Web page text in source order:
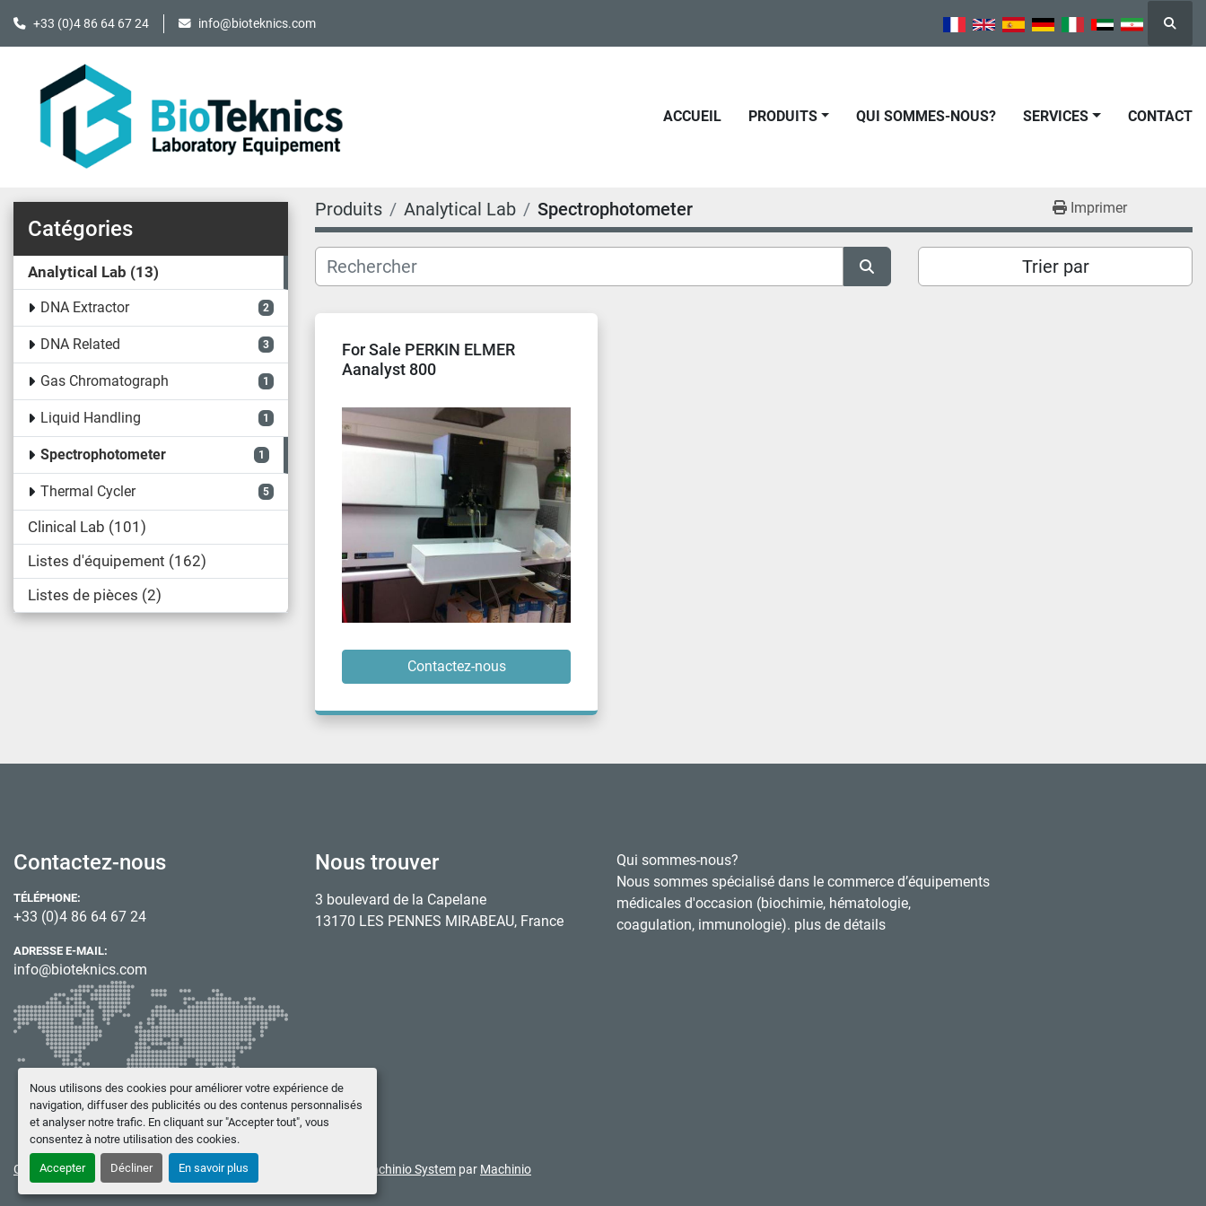
Nous utilisons des cookies pour améliorer votre expérience de
navigation, diffuser des publicités ou des contenus personnalisés
et analyser notre trafic. En cliquant sur "Accepter tout", vous
consentez à notre utilisation des cookies.
Accepter Décliner En savoir plus
+33 (0)4 86 64 67 24 info@bioteknics.com
ACCUEIL PRODUITS QUI SOMMES-NOUS? SERVICES CONTACT
Catégories
Analytical Lab 13
DNA Extractor 2
DNA Related 3
Gas Chromatograph 1
Liquid Handling 1
Spectrophotometer 1
Thermal Cycler 5
Clinical Lab 101
Listes d'équipement 162
Listes de pièces 2
Produits Analytical Lab Spectrophotometer Imprimer
Trier par
For Sale PERKIN ELMER
Aanalyst 800
Contactez-nous
Contactez-nous
TÉLÉPHONE:
+33 (0)4 86 64 67 24
ADRESSE E-MAIL:
info@bioteknics.com
Nous trouver
3 boulevard de la Capelane
13170 LES PENNES MIRABEAU, France
Qui sommes-nous?
Nous sommes spécialisé dans le commerce d’équipements
médicales d'occasion (biochimie, hématologie,
coagulation, immunologie). plus de détails
Gérez les cookies © Copyright BIOTEKNICS Machinio System par Machinio